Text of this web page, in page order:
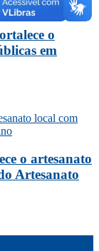
o
em
o artesanato
Artesanato